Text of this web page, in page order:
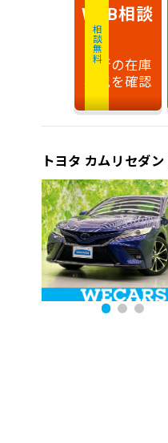
相談無料
WEB相談
最新の在庫
状況を確認
トヨタ カムリセダ